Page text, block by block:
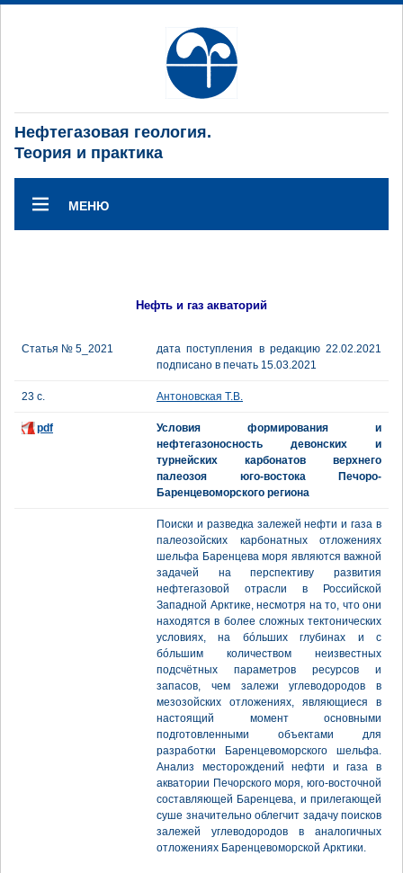
Нефтегазовая геология.
Теория и практика
МЕНЮ
Нефть и газ акваторий
Статья № 5_2021
дата поступления в редакцию 22.02.2021
подписано в печать 15.03.2021
23 с. Антоновская Т.В.
pdf
Условия формирования и
нефтегазоносность девонских и
турнейских карбонатов верхнего
палеозоя юго-востока Печоро-
Баренцевоморского региона
Поиски и разведка залежей нефти и газа в
палеозойских карбонатных отложениях
шельфа Баренцева моря являются важной
задачей на перспективу развития
нефтегазовой отрасли в Российской
Западной Арктике, несмотря на то, что они
находятся в более сложных тектонических
условиях, на бóльших глубинах и с
бóльшим количеством неизвестных
подсчётных параметров ресурсов и
запасов, чем залежи углеводородов в
мезозойских отложениях, являющиеся в
настоящий момент основными
подготовленными объектами для
разработки Баренцевоморского шельфа.
Анализ месторождений нефти и газа в
акватории Печорского моря, юго-восточной
составляющей Баренцева, и прилегающей
суше значительно облегчит задачу поисков
залежей углеводородов в аналогичных
отложениях Баренцевоморской Арктики.